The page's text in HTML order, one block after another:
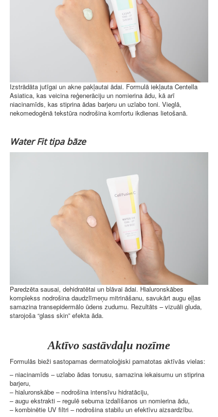
Izstrādāta jutīgai un akne pakļautai ādai. Formulā iekļauta Centella
Asiatica, kas veicina reģenerāciju un nomierina ādu, kā arī
niacinamīds, kas stiprina ādas barjeru un uzlabo toni. Vieglā,
nekomedogēnā tekstūra nodrošina komfortu ikdienas lietošanā.
Water Fit tipa bāze
Paredzēta sausai, dehidratētai un blāvai ādai. Hialuronskābes
komplekss nodrošina daudzlīmeņu mitrināšanu, savukārt augu eļļas
samazina transepidermālo ūdens zudumu. Rezultāts – vizuāli gluda,
starojoša “glass skin” efekta āda.
Aktīvo sastāvdaļu nozīme
Formulās bieži sastopamas dermatoloģiski pamatotas aktīvās vielas:
– niacinamīds – uzlabo ādas tonusu, samazina iekaisumu un stiprina
barjeru,
– hialuronskābe – nodrošina intensīvu hidratāciju,
– augu ekstrakti – regulē sebuma izdalīšanos un nomierina ādu,
– kombinētie UV filtri – nodrošina stabilu un efektīvu aizsardzību.